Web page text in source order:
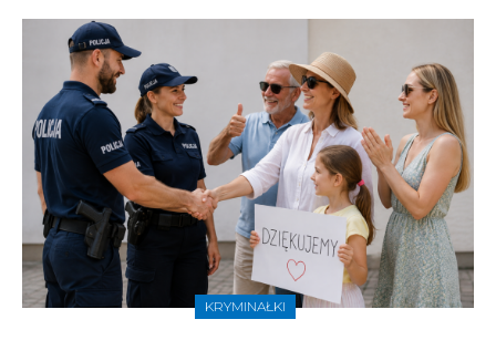
KRYMINAŁKI